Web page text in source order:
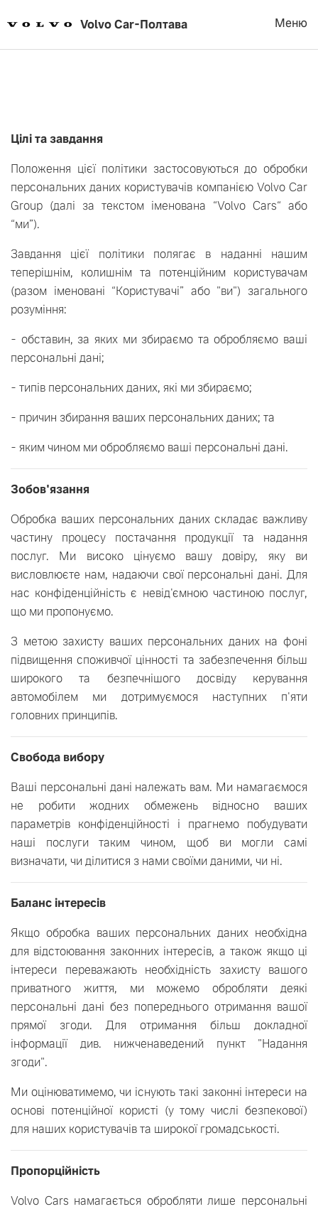
Volvo Car-Полтава Меню
Цілі та завдання
Положення цієї політики застосовуються до обробки
персональних даних користувачів компанією Volvo Car
Group (далі за текстом іменована “Volvo Cars“ або
“ми”).
Завдання цієї політики полягає в наданні нашим
теперішнім, колишнім та потенційним користувачам
(разом іменовані “Користувачі” або "ви") загального
розуміння:
- обставин, за яких ми збираємо та обробляємо ваші
персональні дані;
- типів персональних даних, які ми збираємо;
- причин збирання ваших персональних даних; та
- яким чином ми обробляємо ваші персональні дані.
Зобов'язання
Обробка ваших персональних даних складає важливу
частину процесу постачання продукції та надання
послуг. Ми високо цінуємо вашу довіру, яку ви
висловлюєте нам, надаючи свої персональні дані. Для
нас конфіденційність є невід'ємною частиною послуг,
що ми пропонуємо.
З метою захисту ваших персональних даних на фоні
підвищення споживчої цінності та забезпечення більш
широкого та безпечнішого досвіду керування
автомобілем ми дотримуємося наступних п'яти
головних принципів.
Свобода вибору
Ваші персональні дані належать вам. Ми намагаємося
не робити жодних обмежень відносно ваших
параметрів конфіденційності і прагнемо побудувати
наші послуги таким чином, щоб ви могли самі
визначати, чи ділитися з нами своїми даними, чи ні.
Баланс інтересів
Якщо обробка ваших персональних даних необхідна
для відстоювання законних інтересів, а також якщо ці
інтереси переважають необхідність захисту вашого
приватного життя, ми можемо обробляти деякі
персональні дані без попереднього отримання вашої
прямої згоди. Для отримання більш докладної
інформації див. нижченаведений пункт "Надання
згоди".
Ми оцінюватимемо, чи існують такі законні інтереси на
основі потенційної користі (у тому числі безпекової)
для наших користувачів та широкої громадськості.
Пропорційність
Volvo Cars намагається обробляти лише персональні